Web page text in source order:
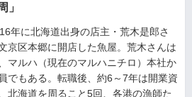
」
年に北海道出身の店主・荒木是郎さ
京区本郷に開店した魚屋。荒木さんは
マルハ（現在のマルハニチロ）本社か
でもある。転職後、約6～7年は開業資
北海道を周ること5回、各港の漁師た